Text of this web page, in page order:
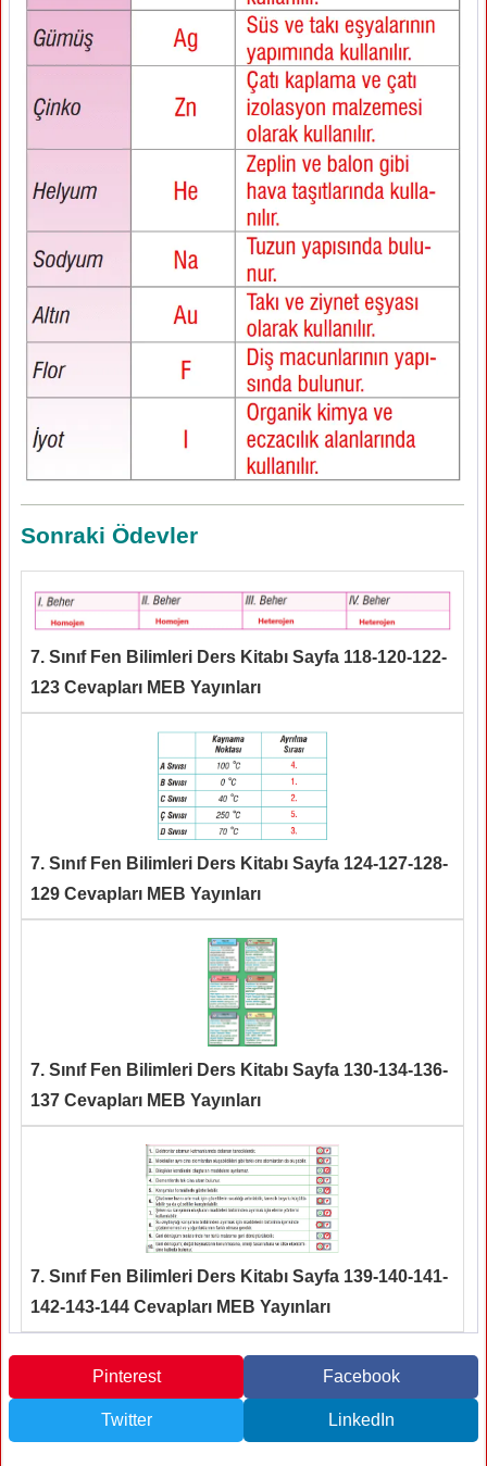
Sonraki Ödevler
7. Sınıf Fen Bilimleri Ders Kitabı Sayfa 118-120-122-
123 Cevapları MEB Yayınları
7. Sınıf Fen Bilimleri Ders Kitabı Sayfa 124-127-128-
129 Cevapları MEB Yayınları
7. Sınıf Fen Bilimleri Ders Kitabı Sayfa 130-134-136-
137 Cevapları MEB Yayınları
7. Sınıf Fen Bilimleri Ders Kitabı Sayfa 139-140-141-
142-143-144 Cevapları MEB Yayınları
Pinterest Facebook
Twitter LinkedIn